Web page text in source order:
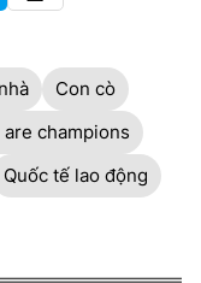
Con cò
are champions
Quốc tế lao động